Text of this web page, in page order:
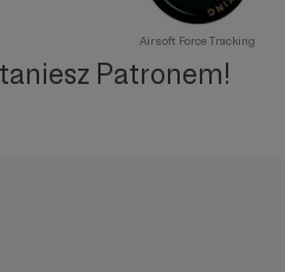
Airsoft Force Tracking
Patronem!